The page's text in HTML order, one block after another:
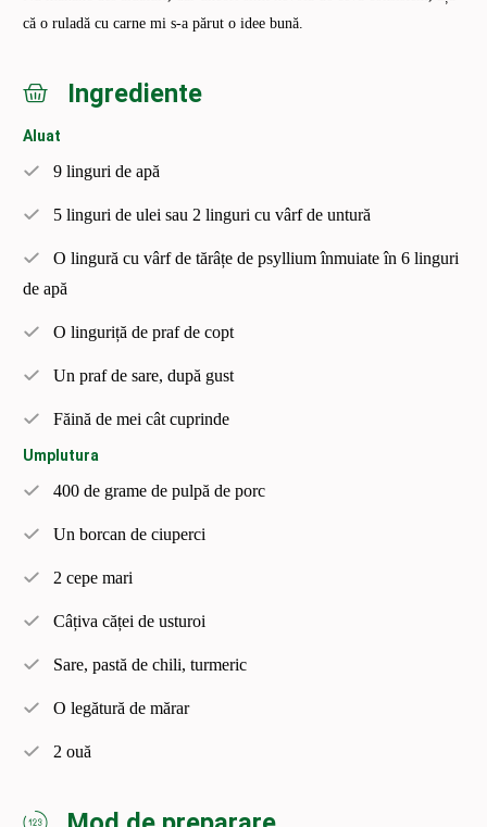
că o ruladă cu carne mi s-a părut o idee bună.
Ingrediente
Aluat
9 linguri de apă
5 linguri de ulei sau 2 linguri cu vârf de untură
O lingură cu vârf de tărâțe de psyllium înmuiate în 6 linguri
de apă
O linguriță de praf de copt
Un praf de sare, după gust
Făină de mei cât cuprinde
Umplutura
400 de grame de pulpă de porc
Un borcan de ciuperci
2 cepe mari
Câțiva căței de usturoi
Sare, pastă de chili, turmeric
O legătură de mărar
2 ouă